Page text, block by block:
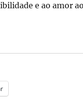
e ao amor